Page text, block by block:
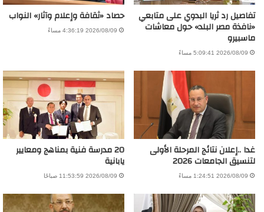
تفاصيل رد ثريا البدوي على متابعي
«نافذة مصر البلد» حول معاشات
ماسبيرو
2026/08/09 5:09:41 مساءً
حصاد «ثقافة وإعلام وآثار» النواب
2026/08/09 4:36:19 مساءً
غدا ..إعلان نتائج المرحلة الأولى
لتنسيق الجامعات 2026
2026/08/09 1:24:51 مساءً
20 مدرسة فنية بمناهج ومعايير
يابانية
2026/08/09 11:53:59 صباحًا